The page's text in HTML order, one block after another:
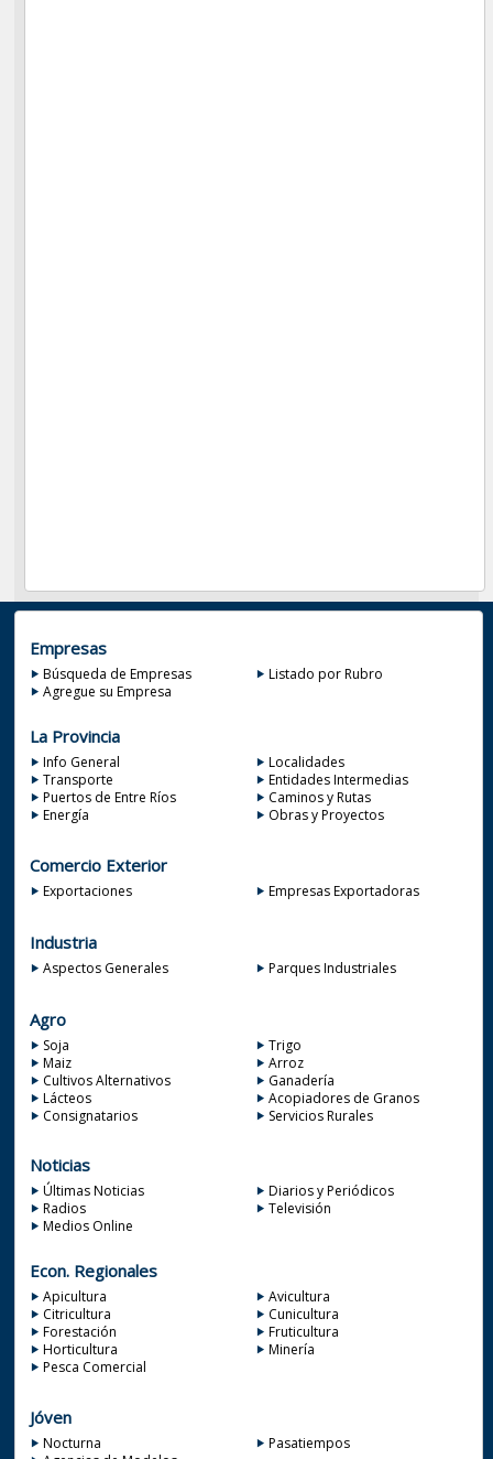
Empresas
Búsqueda de Empresas
Listado por Rubro
Agregue su Empresa
La Provincia
Info General
Localidades
Transporte
Entidades Intermedias
Puertos de Entre Ríos
Caminos y Rutas
Energía
Obras y Proyectos
Comercio Exterior
Exportaciones Empresas Exportadoras
Industria
Aspectos Generales Parques Industriales
Agro
Soja
Trigo
Maiz
Arroz
Cultivos Alternativos
Ganadería
Lácteos
Acopiadores de Granos
Consignatarios
Servicios Rurales
Noticias
Últimas Noticias
Diarios y Periódicos
Radios
Televisión
Medios Online
Econ. Regionales
Apicultura
Avicultura
Citricultura
Cunicultura
Forestación
Fruticultura
Horticultura
Minería
Pesca Comercial
Jóven
Nocturna
Pasatiempos